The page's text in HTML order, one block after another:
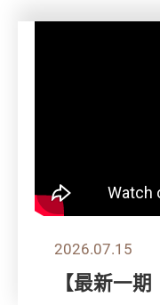
2026.07.15
【最新一